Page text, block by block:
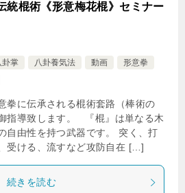
棍術《形意梅花棍》セミナー
卦掌 八卦養気法 動画
形意拳
拳に伝承される棍術套路（棒術の
指導致します。 『棍』は単なる木
自由性を持つ武器です。 突く、打
受ける、流すなど攻防自在 […]
続きを読む